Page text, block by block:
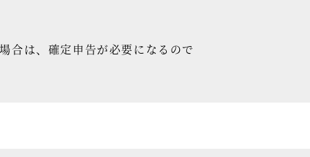
合は、確定申告が必要になるので